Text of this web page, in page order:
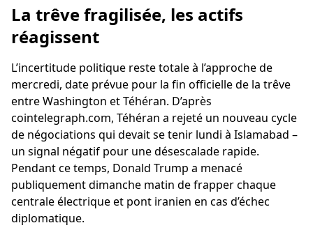
La trêve fragilisée, les actifs
réagissent
L’incertitude politique reste totale à l’approche de
mercredi, date prévue pour la fin officielle de la trêve
entre Washington et Téhéran. D’après
cointelegraph.com, Téhéran a rejeté un nouveau cycle
de négociations qui devait se tenir lundi à Islamabad –
un signal négatif pour une désescalade rapide.
Pendant ce temps, Donald Trump a menacé
publiquement dimanche matin de frapper chaque
centrale électrique et pont iranien en cas d’échec
diplomatique.